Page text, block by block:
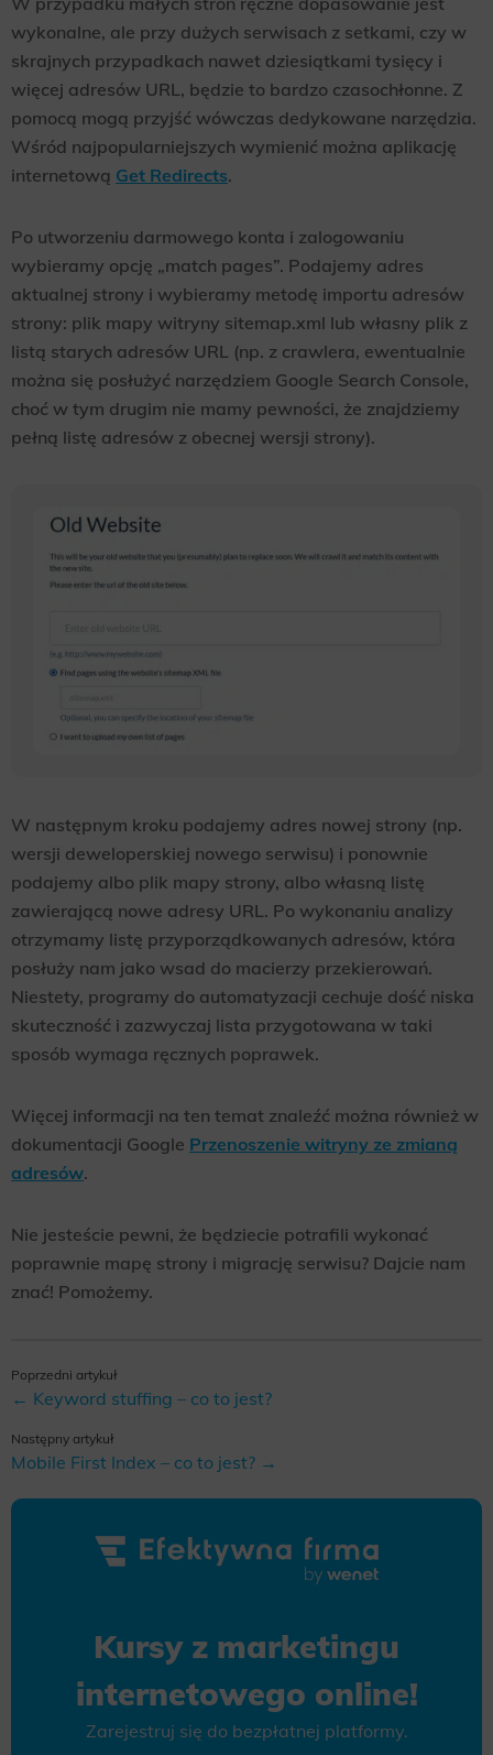
Scope responsible for displaying personalized ads that may be of interest to the user based on browsing history and
habits and demographic criteria. Also, third-party files that, in conjunction with files installed while browsing other
appropriate.
wykonalne, ale przy dużych serwisach z setkami, czy w
skrajnych przypadkach nawet dziesiątkami tysięcy i
więcej adresów URL, będzie to bardzo czasochłonne. Z
pomocą mogą przyjść wówczas dedykowane narzędzia.
Wśród najpopularniejszych wymienić można aplikację
internetową Get Redirects.
Po utworzeniu darmowego konta i zalogowaniu
wybieramy opcję „match pages”. Podajemy adres
aktualnej strony i wybieramy metodę importu adresów
strony: plik mapy witryny sitemap.xml lub własny plik z
listą starych adresów URL (np. z crawlera, ewentualnie
można się posłużyć narzędziem Google Search Console,
choć w tym drugim nie mamy pewności, że znajdziemy
pełną listę adresów z obecnej wersji strony).
W następnym kroku podajemy adres nowej strony (np.
wersji deweloperskiej nowego serwisu) i ponownie
podajemy albo plik mapy strony, albo własną listę
zawierającą nowe adresy URL. Po wykonaniu analizy
otrzymamy listę przyporządkowanych adresów, która
posłuży nam jako wsad do macierzy przekierowań.
Niestety, programy do automatyzacji cechuje dość niska
skuteczność i zazwyczaj lista przygotowana w taki
sposób wymaga ręcznych poprawek.
Więcej informacji na ten temat znaleźć można również w
dokumentacji Google Przenoszenie witryny ze zmianą
adresów.
Nie jesteście pewni, że będziecie potrafili wykonać
poprawnie mapę strony i migrację serwisu? Dajcie nam
znać! Pomożemy.
Poprzedni artykuł
← Keyword stuffing – co to jest?
Następny artykuł
Mobile First Index – co to jest? →
Kursy z marketingu
internetowego online!
Zarejestruj się do bezpłatnej platformy.